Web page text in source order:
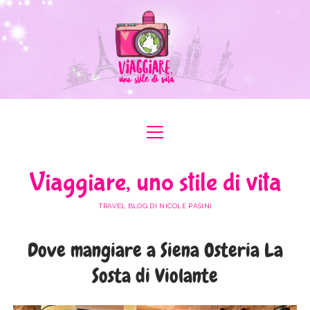
ABOUT ME
MEDIA KIT
menu
BOLOGNA
FORLÌ-CESENA
MODENA
apri
menu
LAZIO
LOMBARDIA
AUSTRIA
BULGARIA
AFRICA apri
EGITTO
ASIA apri
apri
menu
Viaggiare, uno stile di vita
TRAVEL BLOG DI NICOLE PASINI
Dove mangiare a Siena Osteria La
Sosta di Violante